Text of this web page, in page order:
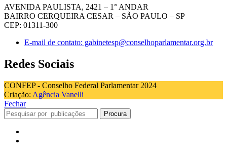
AVENIDA PAULISTA, 2421 – 1° ANDAR
BAIRRO CERQUEIRA CESAR – SÃO PAULO – SP
CEP: 01311-300
E-mail de contato: gabinetesp@conselhoparlamentar.org.br
Redes Sociais
CONFEP - Conselho Federal Parlamentar 2024
Criação: Agência Vanelli
Fechar
Procura